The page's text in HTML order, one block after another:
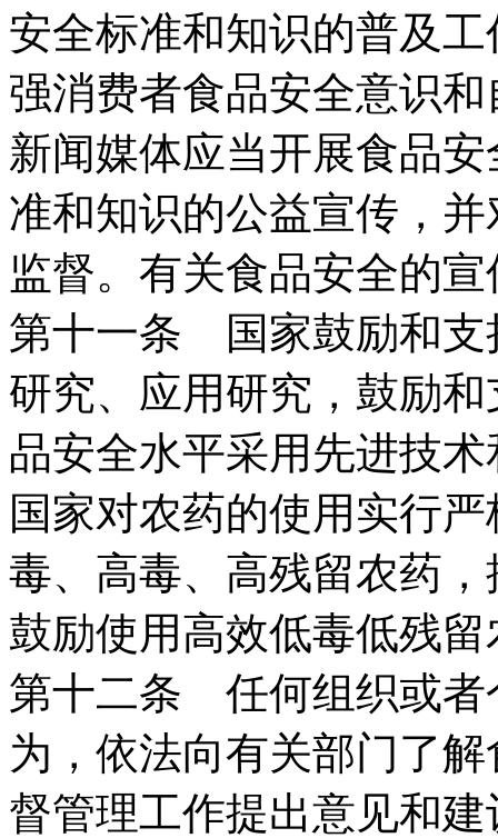
安全标准和知识的普及
强消费者食品安全意识
新闻媒体应当开展食品
准和知识的公益宣传，
监督。有关食品安全的
第十一条 国家鼓励和支
研究、应用研究，鼓励
品安全水平采用先进技
国家对农药的使用实行
毒、高毒、高残留农药
鼓励使用高效低毒低残留
第十二条 任何组织或者
为，依法向有关部门了
督管理工作提出意见和建